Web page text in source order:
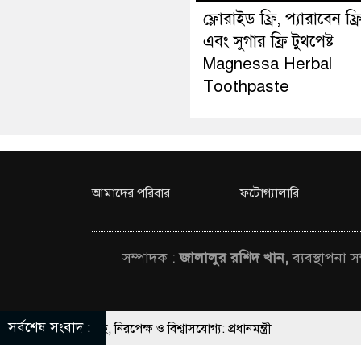
ফ্লোরাইড ফ্রি, প্যারাবেন ফ্রি
এবং সুগার ফ্রি টুথপেষ্ট
Magnessa Herbal
Toothpaste
আমাদের পরিবার ফটোগ্যালারি
সম্পাদক :জালালুর রশিদ খান,ব্যবস্থাপনা
© All rights
সর্বশেষ সংবাদ :
নিরপেক্ষ ও বিশ্বাসযোগ্য: প্রধানমন্ত্রী